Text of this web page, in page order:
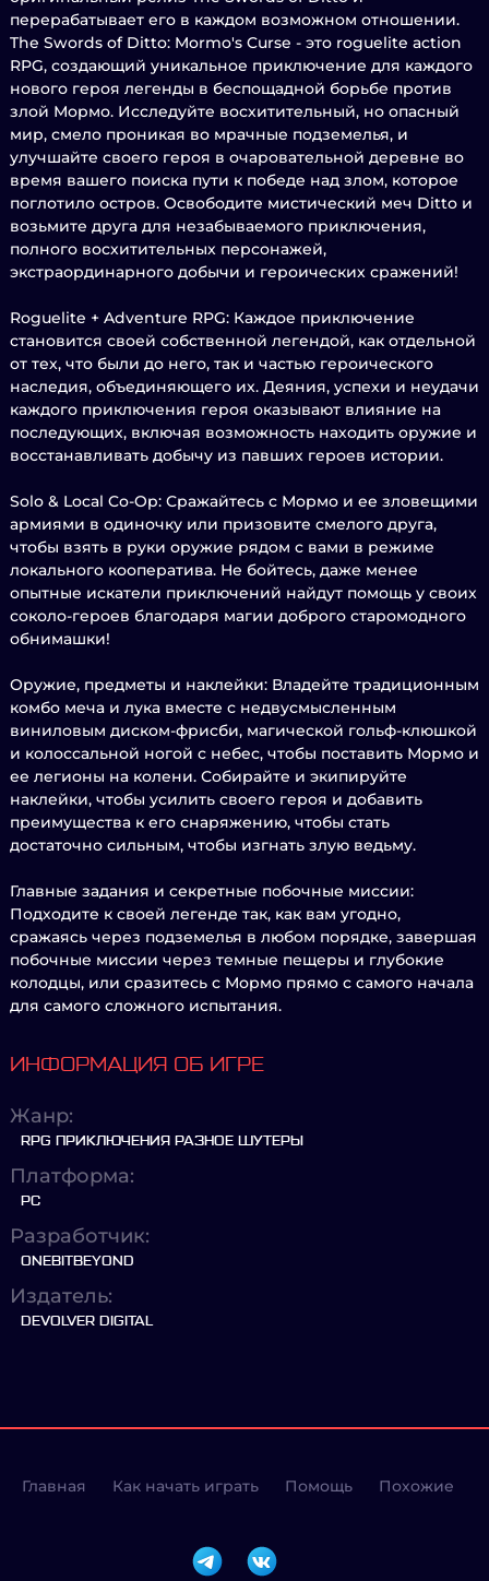
перерабатывает его в каждом возможном отношении.
The Swords of Ditto: Mormo's Curse - это roguelite action
RPG, создающий уникальное приключение для каждого
нового героя легенды в беспощадной борьбе против
злой Мормо. Исследуйте восхитительный, но опасный
мир, смело проникая во мрачные подземелья, и
улучшайте своего героя в очаровательной деревне во
время вашего поиска пути к победе над злом, которое
поглотило остров. Освободите мистический меч Ditto и
возьмите друга для незабываемого приключения,
полного восхитительных персонажей,
экстраординарного добычи и героических сражений!
Roguelite + Adventure RPG: Каждое приключение
становится своей собственной легендой, как отдельной
от тех, что были до него, так и частью героического
наследия, объединяющего их. Деяния, успехи и неудачи
каждого приключения героя оказывают влияние на
последующих, включая возможность находить оружие и
восстанавливать добычу из павших героев истории.
Solo & Local Co-Op: Сражайтесь с Мормо и ее зловещими
армиями в одиночку или призовите смелого друга,
чтобы взять в руки оружие рядом с вами в режиме
локального кооператива. Не бойтесь, даже менее
опытные искатели приключений найдут помощь у своих
соколо-героев благодаря магии доброго старомодного
обнимашки!
Оружие, предметы и наклейки: Владейте традиционным
комбо меча и лука вместе с недвусмысленным
виниловым диском-фрисби, магической гольф-клюшкой
и колоссальной ногой с небес, чтобы поставить Мормо и
ее легионы на колени. Собирайте и экипируйте
наклейки, чтобы усилить своего героя и добавить
преимущества к его снаряжению, чтобы стать
достаточно сильным, чтобы изгнать злую ведьму.
Главные задания и секретные побочные миссии:
Подходите к своей легенде так, как вам угодно,
сражаясь через подземелья в любом порядке, завершая
побочные миссии через темные пещеры и глубокие
колодцы, или сразитесь с Мормо прямо с самого начала
для самого сложного испытания.
ИНФОРМАЦИЯ ОБ ИГРЕ
Жанр:
RPG ПРИКЛЮЧЕНИЯ РАЗНОЕ ШУТЕРЫ
Платформа:
PC
Разработчик:
ONEBITBEYOND
Издатель:
DEVOLVER DIGITAL
Главная Как начать играть Помощь Похожие